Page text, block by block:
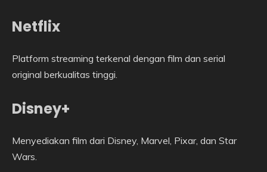
Netflix
Platform streaming terkenal dengan film dan serial
original berkualitas tinggi.
Disney+
Menyediakan film dari Disney, Marvel, Pixar, dan Star
Wars.